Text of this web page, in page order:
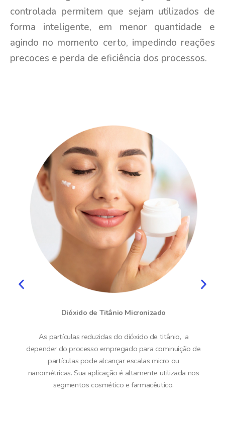
controlada permitem que sejam utilizados de
forma inteligente, em menor quantidade e
agindo no momento certo, impedindo reações
precoces e perda de eficiência dos processos.
Dióxido de Titânio Micronizado
As partículas reduzidas do dióxido de titânio, a
depender do processo empregado para cominuição de
partículas pode alcançar escalas micro ou
nanométricas. Sua aplicação é altamente utilizada nos
segmentos cosmético e farmacêutico.